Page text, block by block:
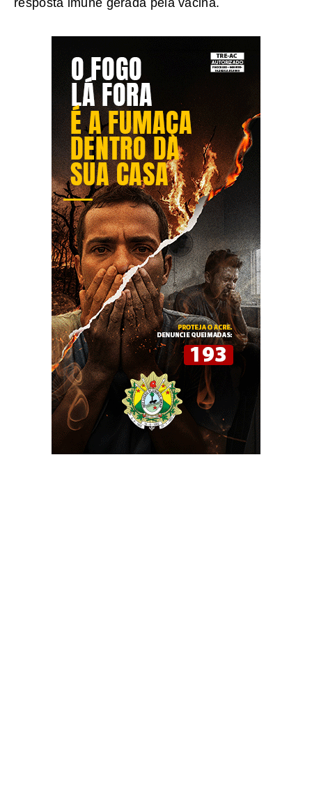
resposta imune gerada pela vacina.